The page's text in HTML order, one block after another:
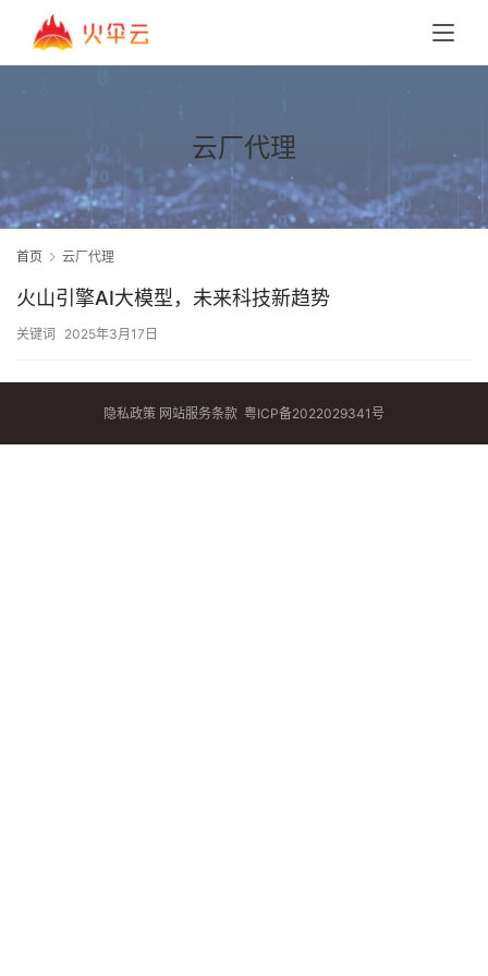
云厂代理
首页 云厂代理
火山引擎AI大模型，未来科技新趋势
关键词 2025年3月17日
隐私政策 网站服务条款 粤ICP备2022029341号